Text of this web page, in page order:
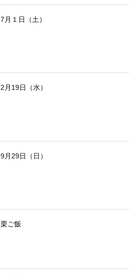
7月１日（土）
2月19日（水）
9月29日（日）
栗ご飯